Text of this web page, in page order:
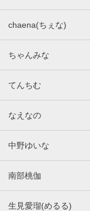
chaena(ちぇな)
ちゃんみな
てんちむ
なえなの
中野ゆいな
南部桃伽
生見愛瑠(めるる)